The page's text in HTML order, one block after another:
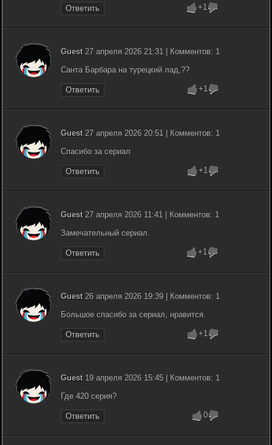
Ответить +1
Guest27 апреля 2026 21:31 | Комментов: 1
Санта Барбара на турецкий лад,??
Ответить +1
Guest27 апреля 2026 20:51 | Комментов: 1
Спасибо за сериал
Ответить +1
Guest27 апреля 2026 11:41 | Комментов: 1
Замечательный сериал.
Ответить +1
Guest26 апреля 2026 19:39 | Комментов: 1
Большое спасибо за сериал, нравится.
Ответить +1
Guest19 апреля 2026 15:45 | Комментов: 1
Где 420 серия?
Ответить 0